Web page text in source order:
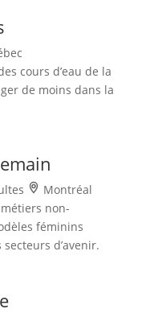
cours d’eau de la
de moins dans la
Montréal
non-
féminins
d’avenir.